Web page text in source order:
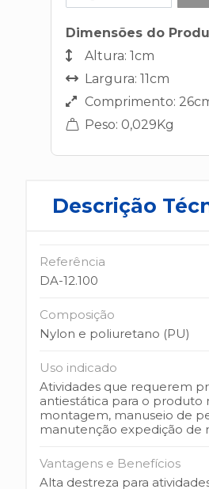
Dimensões do
Altura: 1cm
Largura: 11cm
Comprimento:
Peso: 0,029Kg
Descrição
Referência
DA-12.100
Composição
Nylon e poliuretano (PU)
Uso indicado
Atividades que requerem
antiestática para o produto
montagem, manuseio de
manutenção expedição de
Vantagens e Benefícios
Alta destreza para